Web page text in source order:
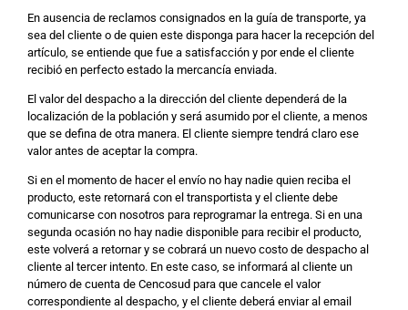
En ausencia de reclamos consignados en la guía de transporte, ya
sea del cliente o de quien este disponga para hacer la recepción del
artículo, se entiende que fue a satisfacción y por ende el cliente
recibió en perfecto estado la mercancía enviada.
El valor del despacho a la dirección del cliente dependerá de la
localización de la población y será asumido por el cliente, a menos
que se defina de otra manera. El cliente siempre tendrá claro ese
valor antes de aceptar la compra.
Si en el momento de hacer el envío no hay nadie quien reciba el
producto, este retornará con el transportista y el cliente debe
comunicarse con nosotros para reprogramar la entrega. Si en una
segunda ocasión no hay nadie disponible para recibir el producto,
este volverá a retornar y se cobrará un nuevo costo de despacho al
cliente al tercer intento. En este caso, se informará al cliente un
número de cuenta de Cencosud para que cancele el valor
correspondiente al despacho, y el cliente deberá enviar al email